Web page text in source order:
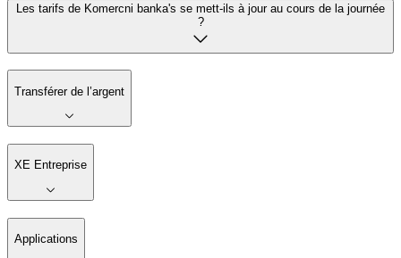
Les tarifs de Komercni banka's se mett-ils à jour au cours de la journée
?
Transférer de l’argent
XE Entreprise
Applications